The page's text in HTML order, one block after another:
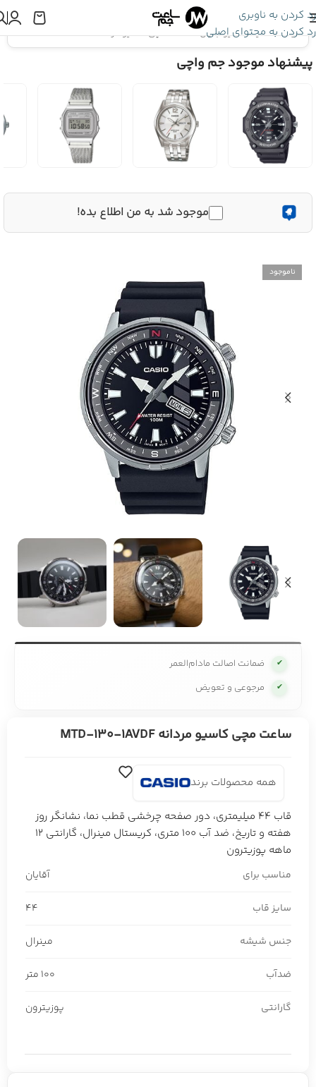
رد کردن به ناوبری
رد کردن به محتوای اصلی
اینجا هستید:کاسیو جنرال»ساعت مچی کاسیو مردانه MTD-130-1AVDF
پیشنهاد موجود جم واچی
موجود شد به من اطلاع بده!
ناموجود
✔ ضمانت اصالت مادام‌العمر
✔ مرجوعی و تعویض
ساعت مچی کاسیو مردانه MTD-130-1AVDF
همه محصولات برند
قاب 44 میلیمتری، دور صفحه چرخشی قطب نما، نشانگر روز
هفته و تاریخ، ضد آب 100 متری، کریستال مینرال، گارانتی 12
ماهه پوزیترون
مناسب برای آقایان
سایز قاب 44
جنس شیشه مینرال
ضدآب 100 متر
گارانتی پوزیترون